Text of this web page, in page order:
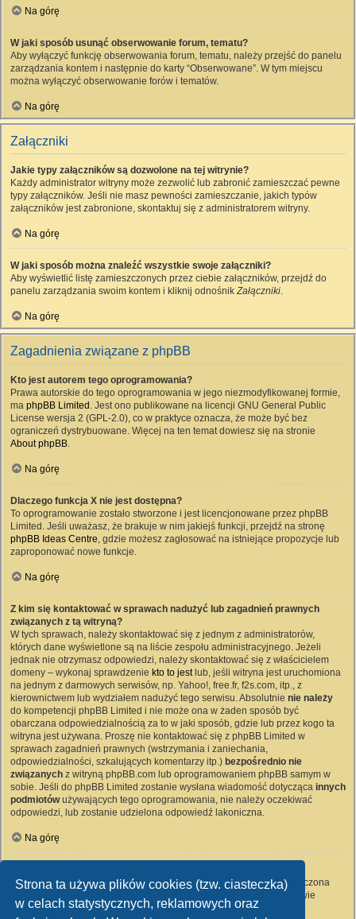
Strona ta używa plików cookies (tzw. ciasteczka)
w celach statystycznych, reklamowych oraz
Na górę
W jaki sposób usunąć obserwowanie forum, tematu?
Aby wyłączyć funkcję obserwowania forum, tematu, należy przejść do panelu
zarządzania kontem i następnie do karty “Obserwowane”. W tym miejscu
można wyłączyć obserwowanie forów i tematów.
Na górę
Załączniki
Jakie typy załączników są dozwolone na tej witrynie?
Każdy administrator witryny może zezwolić lub zabronić zamieszczać pewne
typy załączników. Jeśli nie masz pewności zamieszczanie, jakich typów
załączników jest zabronione, skontaktuj się z administratorem witryny.
Na górę
W jaki sposób można znaleźć wszystkie swoje załączniki?
Aby wyświetlić listę zamieszczonych przez ciebie załączników, przejdź do
panelu zarządzania swoim kontem i kliknij odnośnikZałączniki.
Na górę
Zagadnienia związane z phpBB
Kto jest autorem tego oprogramowania?
Prawa autorskie do tego oprogramowania w jego niezmodyfikowanej formie,
ma phpBB Limited . Jest ono publikowane na licencji GNU General Public
License wersja 2 (GPL-2.0), co w praktyce oznacza, że może być bez
ograniczeń dystrybuowane. Więcej na ten temat dowiesz się na stronie
About phpBB.
Na górę
Dlaczego funkcja X nie jest dostępna?
To oprogramowanie zostało stworzone i jest licencjonowane przez phpBB
Limited. Jeśli uważasz, że brakuje w nim jakiejś funkcji, przejdź na stronę
phpBB Ideas Centre, gdzie możesz zagłosować na istniejące propozycje lub
zaproponować nowe funkcje.
Na górę
Z kim się kontaktować w sprawach nadużyć lub zagadnień prawnych
związanych z tą witryną?
W tych sprawach, należy skontaktować się z jednym z administratorów,
których dane wyświetlone są na liście zespołu administracyjnego. Jeżeli
jednak nie otrzymasz odpowiedzi, należy skontaktować się z właścicielem
domeny – wykonaj sprawdzenie kto to jestlub, jeśli witryna jest uruchomiona
na jednym z darmowych serwisów, np. Yahoo!, free.fr, f2s.com, itp., z
kierownictwem lub wydziałem nadużyć tego serwisu. Absolutnie nie należy
do kompetencji phpBB Limited i nie może ona w żaden sposób być
obarczana odpowiedzialnością za to w jaki sposób, gdzie lub przez kogo ta
witryna jest używana. Proszę nie kontaktować się z phpBB Limited w
sprawach zagadnień prawnych (wstrzymania i zaniechania,
odpowiedzialności, szkalujących komentarzy itp.) bezpośrednio nie
związanych z witryną phpBB.com lub oprogramowaniem phpBB samym w
sobie. Jeśli do phpBB Limited zostanie wysłana wiadomość dotycząca innych
podmiotówużywających tego oprogramowania, nie należy oczekiwać
odpowiedzi, lub zostanie udzielona odpowiedź lakoniczna.
Na górę
Wszyscy użytkownicy witryny mogą używać – jeśli funkcja ta jest włączona
przez administratora witryny – formularza „Kontakt z nami”. Członkowie
witryny mogą także używać odnośnika „Zespół administracyjny”.